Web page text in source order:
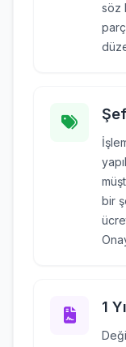
söz
bir
1